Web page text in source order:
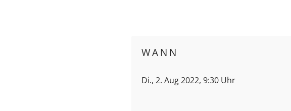
WANN
Di., 2. Aug 2022, 9:30 Uhr